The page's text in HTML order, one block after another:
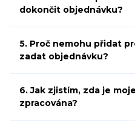
dokončit objednávku?
5. Proč nemohu přidat
zadat objednávku?
6. Jak zjistím, zda je
zpracována?